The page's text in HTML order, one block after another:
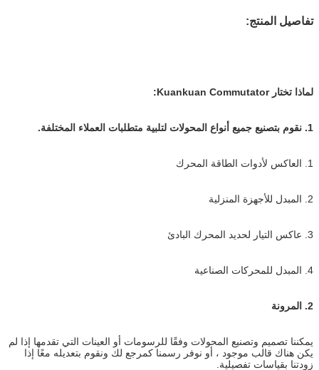
تفاصيل المنتج:
لماذا تختار Kuankuan Commutator:
1. نقوم بتصنيع جميع أنواع المحولات لتلبية متطلبات العملاء المختلفة.
1. العاكس لأدوات الطاقة المحرك
2. المبدل للأجهزة المنزلية
3. عاكس التيار لحديد المحرك البادئ
4. المبدل للمحركات الصناعية
2. المرونة
يمكننا تصميم وتصنيع المحولات وفقًا للرسومات أو العينات التي تقدمها إذا لم
يكن هناك قالب موجود ، أو نوفر رسمنا كمرجع لك ونقوم بتعديله معًا إذا
زودتنا بقياسات تفصيلية.